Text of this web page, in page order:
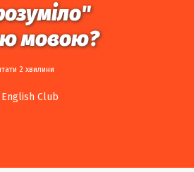
мовою?
2 хвилини
English Club